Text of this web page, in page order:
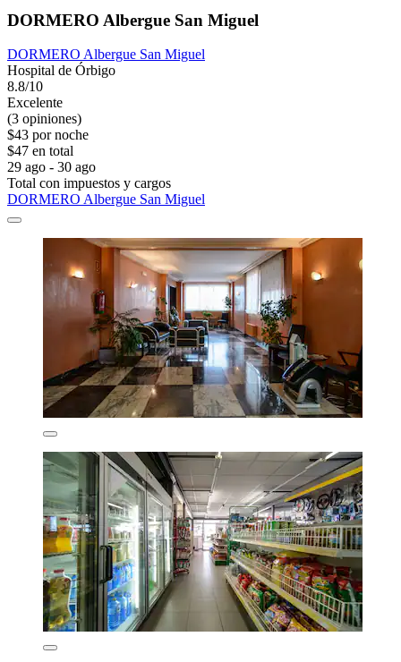
DORMERO Albergue San Miguel
DORMERO Albergue San Miguel
Hospital de Órbigo
8.8/10
Excelente
(3 opiniones)
$43 por noche
$47 en total
29 ago - 30 ago
Total con impuestos y cargos
DORMERO Albergue San Miguel